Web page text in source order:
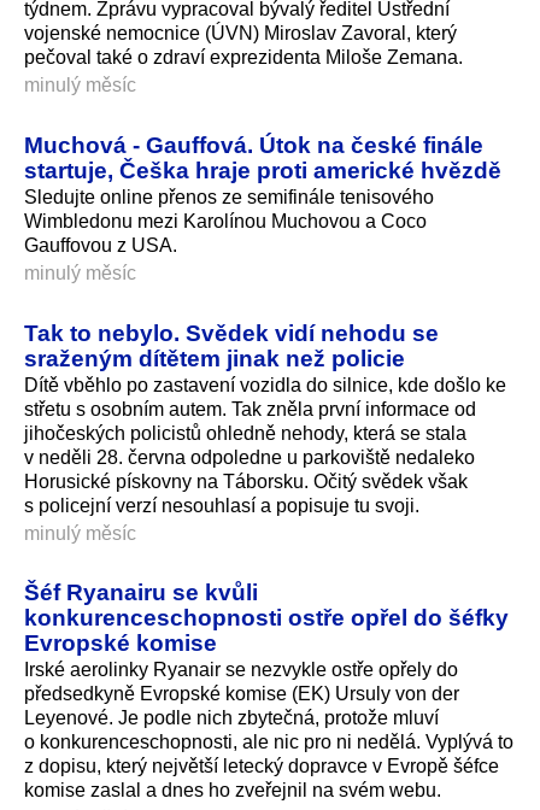
týdnem. Zprávu vypracoval bývalý ředitel Ústřední
vojenské nemocnice (ÚVN) Miroslav Zavoral, který
pečoval také o zdraví exprezidenta Miloše Zemana.
minulý měsíc
Muchová - Gauffová. Útok na české finále
startuje, Češka hraje proti americké hvězdě
Sledujte online přenos ze semifinále tenisového
Wimbledonu mezi Karolínou Muchovou a Coco
Gauffovou z USA.
minulý měsíc
Tak to nebylo. Svědek vidí nehodu se
sraženým dítětem jinak než policie
Dítě vběhlo po zastavení vozidla do silnice, kde došlo ke
střetu s osobním autem. Tak zněla první informace od
jihočeských policistů ohledně nehody, která se stala
v neděli 28. června odpoledne u parkoviště nedaleko
Horusické pískovny na Táborsku. Očitý svědek však
s policejní verzí nesouhlasí a popisuje tu svoji.
minulý měsíc
Šéf Ryanairu se kvůli
konkurenceschopnosti ostře opřel do šéfky
Evropské komise
Irské aerolinky Ryanair se nezvykle ostře opřely do
předsedkyně Evropské komise (EK) Ursuly von der
Leyenové. Je podle nich zbytečná, protože mluví
o konkurences­chopnosti, ale nic pro ni nedělá. Vyplývá to
z dopisu, který největší letecký dopravce v Evropě šéfce
komise zaslal a dnes ho zveřejnil na svém webu.